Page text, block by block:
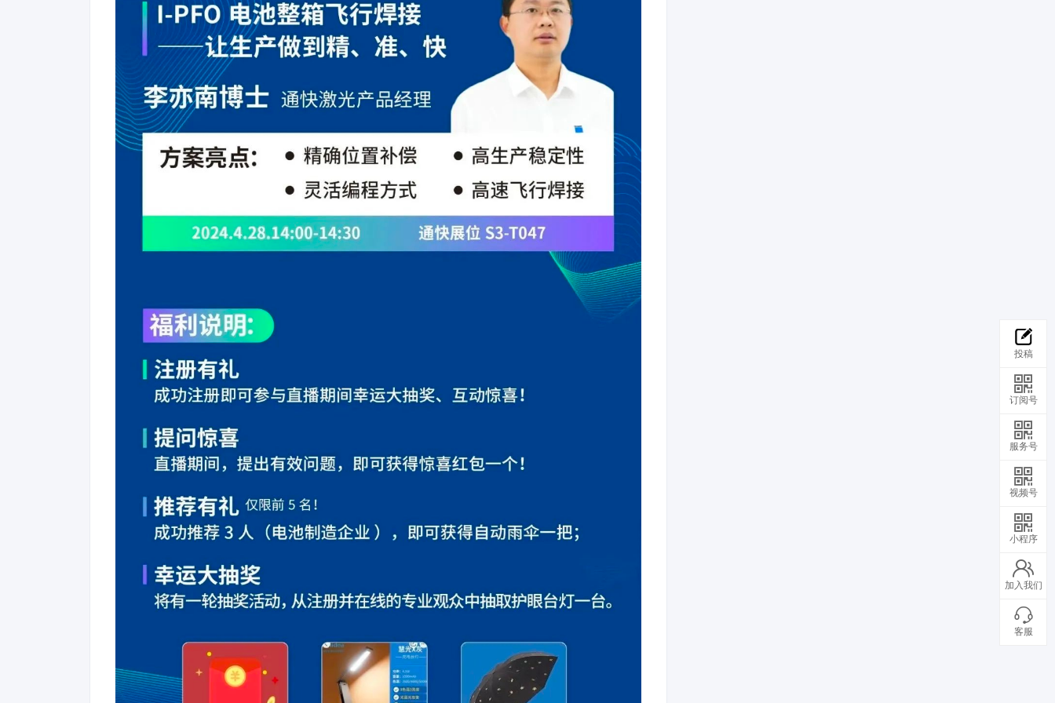
投稿
订阅号
服务号
视频号
小程序
加入我们
客服